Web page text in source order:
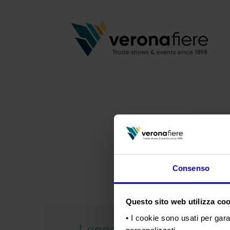
Consenso
Questo sito web utilizza
• I cookie sono usati per